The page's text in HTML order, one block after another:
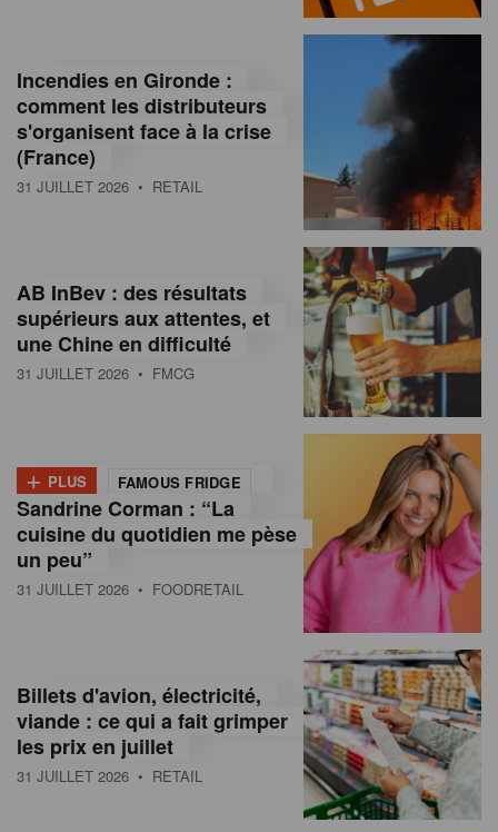
n
e
n
o
m
a
s
s
u
Incendies en Gironde :
comment les distributeurs
s'organisent face à la crise
(France)
31 JUILLET 2026 • RETAIL
AB InBev : des résultats
supérieurs aux attentes, et
une Chine en difficulté
31 JUILLET 2026 • FMCG
+ PLUS FAMOUS FRIDGE
Sandrine Corman : “La
cuisine du quotidien me pèse
un peu”
31 JUILLET 2026 • FOODRETAIL
Billets d'avion, électricité,
viande : ce qui a fait grimper
les prix en juillet
31 JUILLET 2026 • RETAIL